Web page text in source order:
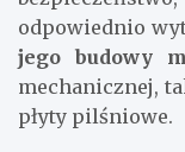
odpowiednio
jego budowy
mechanicznej,
płyty pilśniowe.